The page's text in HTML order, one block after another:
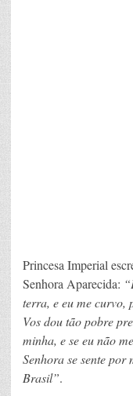
Princesa Imperial
Senhora Aparecida:
terra, e eu me curvo,
Vos dou tão pobre
minha, e se eu não
Senhora se sente por
Brasil”.